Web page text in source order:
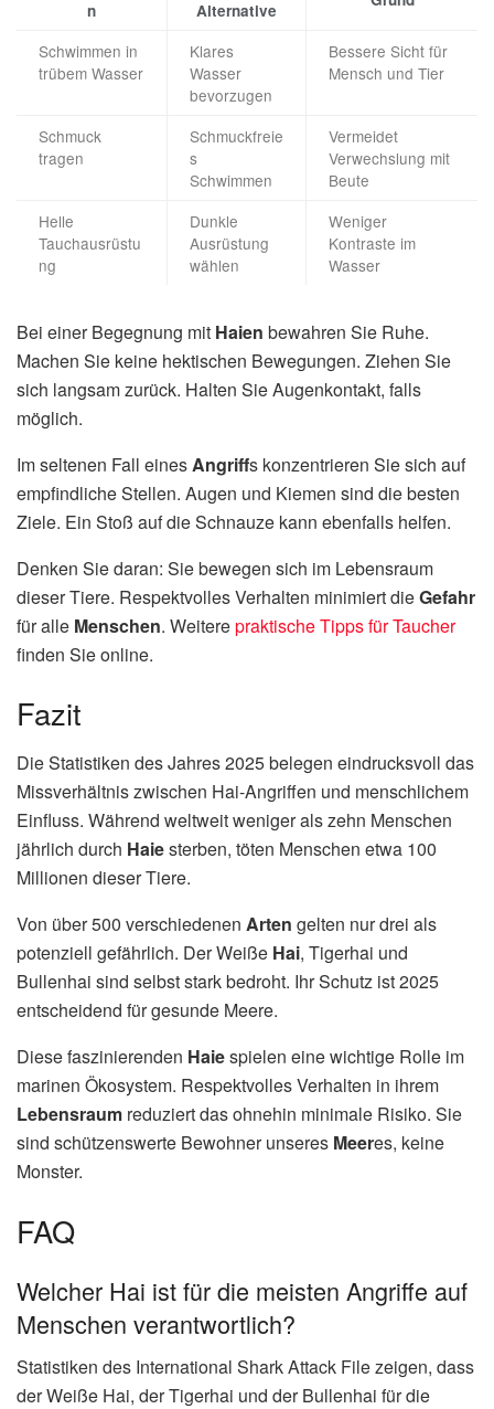
n Alternative
Schwimmen in
trübem Wasser
Klares
Wasser
bevorzugen
Bessere Sicht für
Mensch und Tier
Schmuck
tragen
Schmuckfreie
s
Schwimmen
Vermeidet
Verwechslung mit
Beute
Helle
Tauchausrüstu
ng
Dunkle
Ausrüstung
wählen
Weniger
Kontraste im
Wasser
Bei einer Begegnung mit Haien bewahren Sie Ruhe.
Machen Sie keine hektischen Bewegungen. Ziehen Sie
sich langsam zurück. Halten Sie Augenkontakt, falls
möglich.
Im seltenen Fall einesAngriffs konzentrieren Sie sich auf
empfindliche Stellen. Augen und Kiemen sind die besten
Ziele. Ein Stoß auf die Schnauze kann ebenfalls helfen.
Denken Sie daran: Sie bewegen sich im Lebensraum
dieser Tiere. Respektvolles Verhalten minimiert dieGefahr
für alle Menschen. Weiterepraktische Tipps für Taucher
finden Sie online.
Fazit
Die Statistiken des Jahres 2025 belegen eindrucksvoll das
Missverhältnis zwischen Hai-Angriffen und menschlichem
Einfluss. Während weltweit weniger als zehn Menschen
jährlich durch Haiesterben, töten Menschen etwa 100
Millionen dieser Tiere.
Von über 500 verschiedenen Arten gelten nur drei als
potenziell gefährlich. Der Weiße Hai, Tigerhai und
Bullenhai sind selbst stark bedroht. Ihr Schutz ist 2025
entscheidend für gesunde Meere.
Diese faszinierenden Haiespielen eine wichtige Rolle im
marinen Ökosystem. Respektvolles Verhalten in ihrem
Lebensraum reduziert das ohnehin minimale Risiko. Sie
sind schützenswerte Bewohner unseres Meeres, keine
Monster.
FAQ
Welcher Hai ist für die meisten Angriffe auf
Menschen verantwortlich?
Statistiken des International Shark Attack File zeigen, dass
der Weiße Hai, der Tigerhai und der Bullenhai für die